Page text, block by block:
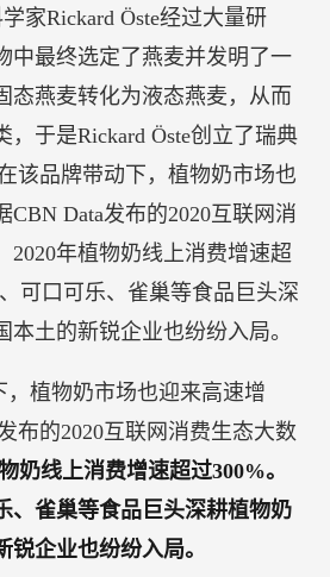
家Rickard Öste经过大量研
中最终选定了燕麦并发明了一
态燕麦转化为液态燕麦，从而
，于是Rickard Öste创立了瑞典
该品牌带动下，植物奶市场也
CBN Data发布的2020互联网消
2020年植物奶线上消费增速超
可口可乐、雀巢等食品巨头深
土的新锐企业也纷纷入局。
，植物奶市场也迎来高速增
布的2020互联网消费生态大数
奶线上消费增速超过300%。
、雀巢等食品巨头深耕植物奶
企业也纷纷入局。